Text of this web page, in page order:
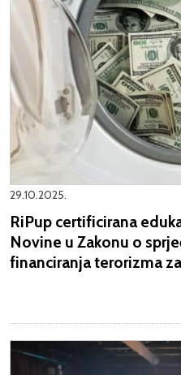
29.10.2025.
RiPup certificirana
Novine u Zakonu o
financiranja terorizma